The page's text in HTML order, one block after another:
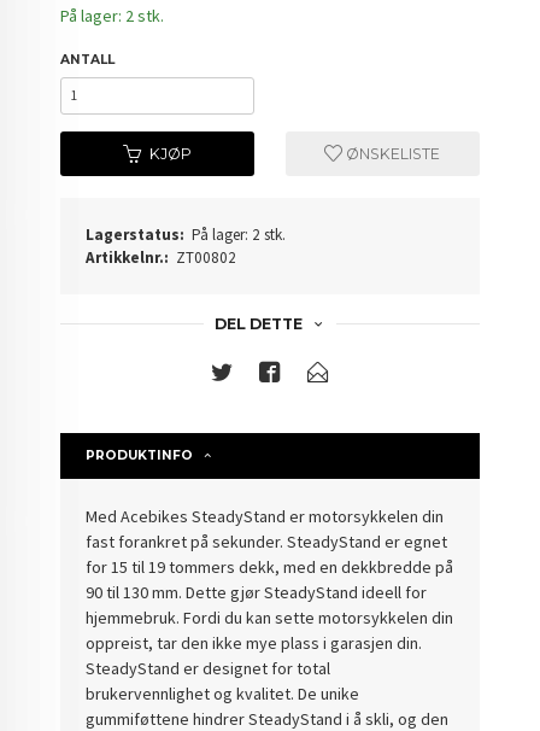
På lager: 2 stk.
ANTALL
KJØP ØNSKELISTE
Lagerstatus: På lager: 2 stk.
Artikkelnr.: ZT00802
DEL DETTE
PRODUKTINFO
Med Acebikes SteadyStand er motorsykkelen din
fast forankret på sekunder. SteadyStand er egnet
for 15 til 19 tommers dekk, med en dekkbredde på
90 til 130 mm. Dette gjør SteadyStand ideell for
hjemmebruk. Fordi du kan sette motorsykkelen din
oppreist, tar den ikke mye plass i garasjen din.
SteadyStand er designet for total
brukervennlighet og kvalitet. De unike
gummiføttene hindrer SteadyStand i å skli, og den